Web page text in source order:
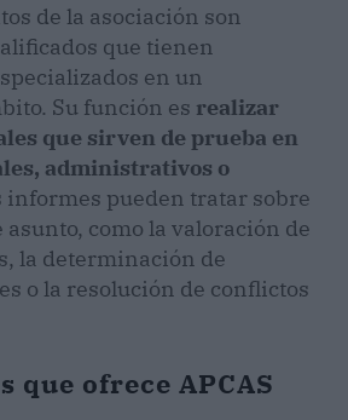
de la asociación son
que tienen
en un
Su función es realizar
que sirven de prueba en
administrativos o
informes pueden tratar sobre
como la valoración de
la determinación de
o la resolución de conflictos
que ofrece APCAS